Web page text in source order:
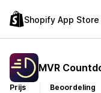
Shopify App Store
MVR
Prijs
Beoordeling